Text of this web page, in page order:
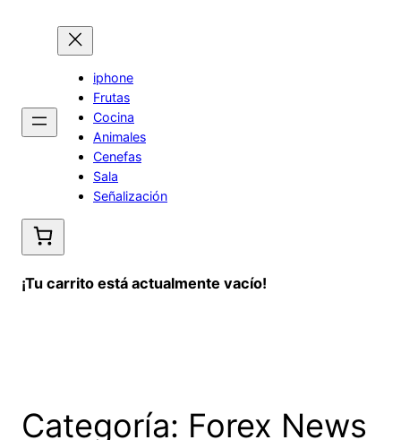
contenido
iphone
Frutas
Cocina
Animales
Cenefas
Sala
Señalización
¡Tu carrito está actualmente vacío!
Categoría: Forex News